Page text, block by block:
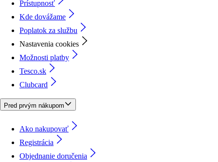
Prístupnosť
Kde dovážame
Poplatok za službu
Nastavenia cookies
Možnosti platby
Tesco.sk
Clubcard
Pred prvým nákupom
Ako nakupovať
Registrácia
Objednanie doručenia